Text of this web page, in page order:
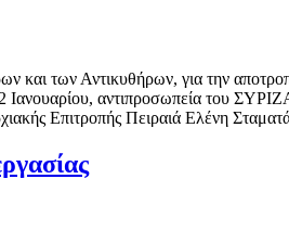
και των Αντικυθήρων, για την
Ιανουαρίου, αντιπροσωπεία του
Επιτροπής Πειραιά Ελένη